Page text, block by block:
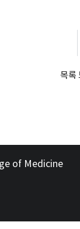
목록
of Medicine